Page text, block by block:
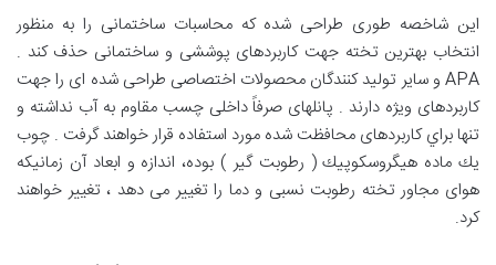
اين شاخصه طوری طراحی شده كه محاسبات ساختمانی را به منظور
انتخاب بهترين تخته جهت كاربردهای پوششی و ساختمانی حذف كند .
APA و ساير توليد كنندگان محصولات اختصاصی طراحی شده ای را جهت
كاربردهای ويژه دارند . پانلهای صرفاً داخلی چسب مقاوم به آب نداشته و
تنها براي كاربردهای محافظت شده مورد استفاده قرار خواهند گرفت . چوب
يك ماده هيگروسكوپيك ( رطوبت گير ) بوده، اندازه و ابعاد آن زمانيكه
هوای مجاور تخته رطوبت نسبی و دما را تغيير می دهد ، تغيير خواهند
كرد.